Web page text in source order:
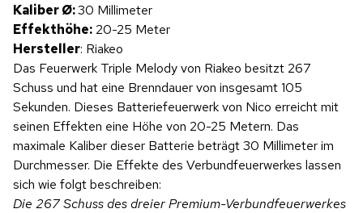
Kaliber Ø:30 Millimeter
Effekthöhe: 20-25 Meter
Hersteller: Riakeo
Das Feuerwerk Triple Melody von Riakeo besitzt 267
Schuss und hat eine Brenndauer von insgesamt 105
Sekunden. Dieses Batteriefeuerwerk von Nico erreicht mit
seinen Effekten eine Höhe von 20-25 Metern. Das
maximale Kaliber dieser Batterie beträgt 30 Millimeter im
Durchmesser. Die Effekte des Verbundfeuerwerkes lassen
sich wie folgt beschreiben:
Die 267 Schuss des dreier Premium-Verbundfeuerwerkes